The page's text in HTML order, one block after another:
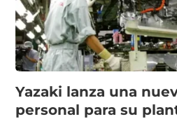
Yazaki lanza una
personal para su